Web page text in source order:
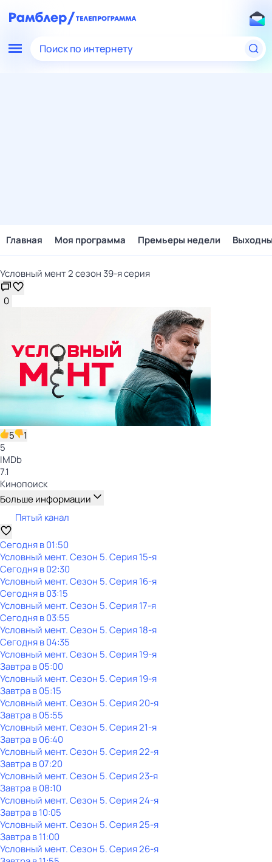
Поиск по интернету
Главная Моя программа Премьеры недели
Условный мент 2 сезон 39-я серия
0
5
1
5
IMDb
7.1
Кинопоиск
Больше информации
Пятый канал
Сегодня в 01:50
Условный мент. Сезон 5. Серия 15-я
Сегодня в 02:30
Условный мент. Сезон 5. Серия 16-я
Сегодня в 03:15
Условный мент. Сезон 5. Серия 17-я
Сегодня в 03:55
Условный мент. Сезон 5. Серия 18-я
Сегодня в 04:35
Условный мент. Сезон 5. Серия 19-я
Завтра в 05:00
Условный мент. Сезон 5. Серия 19-я
Завтра в 05:15
Условный мент. Сезон 5. Серия 20-я
Завтра в 05:55
Условный мент. Сезон 5. Серия 21-я
Завтра в 06:40
Условный мент. Сезон 5. Серия 22-я
Завтра в 07:20
Условный мент. Сезон 5. Серия 23-я
Завтра в 08:10
Условный мент. Сезон 5. Серия 24-я
Завтра в 10:05
Условный мент. Сезон 5. Серия 25-я
Завтра в 11:00
Условный мент. Сезон 5. Серия 26-я